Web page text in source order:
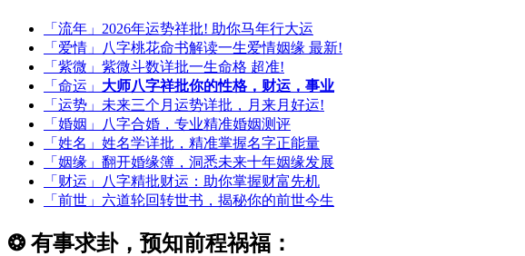
「流年」2026年运势祥批! 助你马年行大运
「爱情」八字桃花命书解读一生爱情姻缘 最新!
「紫微」紫微斗数详批一生命格 超准!
「命运」 大师八字祥批你的性格，财运，事业
「运势」未来三个月运势详批，月来月好运!
「婚姻」八字合婚，专业精准婚姻测评
「姓名」姓名学详批，精准掌握名字正能量
「姻缘」翻开婚缘簿，洞悉未来十年姻缘发展
「财运」八字精批财运：助你掌握财富先机
「前世」六道轮回转世书，揭秘你的前世今生
❂ 有事求卦，预知前程祸福：